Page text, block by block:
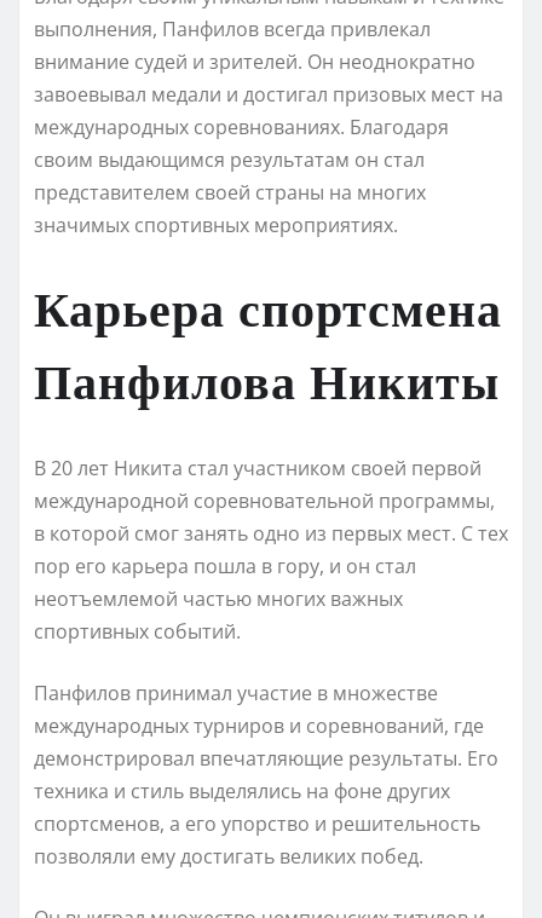
выполнения, Панфилов всегда привлекал
внимание судей и зрителей. Он неоднократно
завоевывал медали и достигал призовых мест на
международных соревнованиях. Благодаря
своим выдающимся результатам он стал
представителем своей страны на многих
значимых спортивных мероприятиях.
Карьера спортсмена
Панфилова Никиты
В 20 лет Никита стал участником своей первой
международной соревновательной программы,
в которой смог занять одно из первых мест. С тех
пор его карьера пошла в гору, и он стал
неотъемлемой частью многих важных
спортивных событий.
Панфилов принимал участие в множестве
международных турниров и соревнований, где
демонстрировал впечатляющие результаты. Его
техника и стиль выделялись на фоне других
спортсменов, а его упорство и решительность
позволяли ему достигать великих побед.